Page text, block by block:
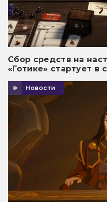
Сбор средств на
«Готике» стартует в
Новости